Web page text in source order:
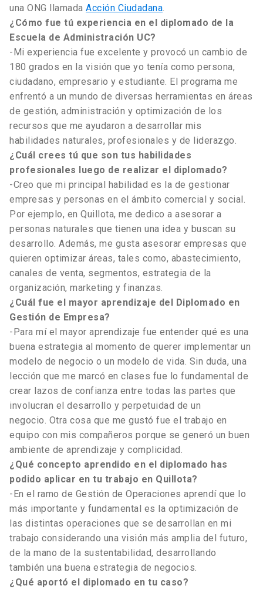
una ONG llamada Acción Ciudadana.
¿Cómo fue tú experiencia en el diplomado de la
Escuela de Administración UC?
-Mi experiencia fue excelente y provocó un cambio de
180 grados en la visión que yo tenía como persona,
ciudadano, empresario y estudiante. El programa me
enfrentó a un mundo de diversas herramientas en áreas
de gestión, administración y optimización de los
recursos que me ayudaron a desarrollar mis
habilidades naturales, profesionales y de liderazgo.
¿Cuál crees tú que son tus habilidades
profesionales luego de realizar el diplomado?
-Creo que mi principal habilidad es la de gestionar
empresas y personas en el ámbito comercial y social.
Por ejemplo, en Quillota, me dedico a asesorar a
personas naturales que tienen una idea y buscan su
desarrollo. Además, me gusta asesorar empresas que
quieren optimizar áreas, tales como, abastecimiento,
canales de venta, segmentos, estrategia de la
organización, marketing y finanzas.
¿Cuál fue el mayor aprendizaje del Diplomado en
Gestión de Empresa?
-Para mí el mayor aprendizaje fue entender qué es una
buena estrategia al momento de querer implementar un
modelo de negocio o un modelo de vida. Sin duda, una
lección que me marcó en clases fue lo fundamental de
crear lazos de confianza entre todas las partes que
involucran el desarrollo y perpetuidad de un
negocio. Otra cosa que me gustó fue el trabajo en
equipo con mis compañeros porque se generó un buen
ambiente de aprendizaje y complicidad.
¿Qué concepto aprendido en el diplomado has
podido aplicar en tu trabajo en Quillota?
-En el ramo de Gestión de Operaciones aprendí que lo
más importante y fundamental es la optimización de
las distintas operaciones que se desarrollan en mi
trabajo considerando una visión más amplia del futuro,
de la mano de la sustentabilidad, desarrollando
también una buena estrategia de negocios.
¿Qué aportó el diplomado en tu caso?